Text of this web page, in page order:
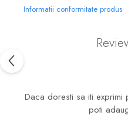
Informatii conformitate produs
Daca doresti sa iti
poti